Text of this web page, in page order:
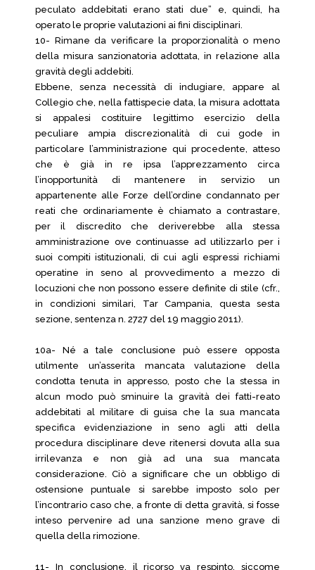
peculato addebitati erano stati due” e, quindi, ha
operato le proprie valutazioni ai fini disciplinari.
10- Rimane da verificare la proporzionalità o meno
della misura sanzionatoria adottata, in relazione alla
gravità degli addebiti.
Ebbene, senza necessità di indugiare, appare al
Collegio che, nella fattispecie data, la misura adottata
si appalesi costituire legittimo esercizio della
peculiare ampia discrezionalità di cui gode in
particolare l’amministrazione qui procedente, atteso
che è già in re ipsa l’apprezzamento circa
l’inopportunità di mantenere in servizio un
appartenente alle Forze dell’ordine condannato per
reati che ordinariamente è chiamato a contrastare,
per il discredito che deriverebbe alla stessa
amministrazione ove continuasse ad utilizzarlo per i
suoi compiti istituzionali, di cui agli espressi richiami
operatine in seno al provvedimento a mezzo di
locuzioni che non possono essere definite di stile (cfr.,
in condizioni similari, Tar Campania, questa sesta
sezione, sentenza n. 2727 del 19 maggio 2011).
10a- Né a tale conclusione può essere opposta
utilmente un’asserita mancata valutazione della
condotta tenuta in appresso, posto che la stessa in
alcun modo può sminuire la gravità dei fatti-reato
addebitati al militare di guisa che la sua mancata
specifica evidenziazione in seno agli atti della
procedura disciplinare deve ritenersi dovuta alla sua
irrilevanza e non già ad una sua mancata
considerazione. Ciò a significare che un obbligo di
ostensione puntuale si sarebbe imposto solo per
l’incontrario caso che, a fronte di detta gravità, si fosse
inteso pervenire ad una sanzione meno grave di
quella della rimozione.
11- In conclusione, il ricorso va respinto, siccome